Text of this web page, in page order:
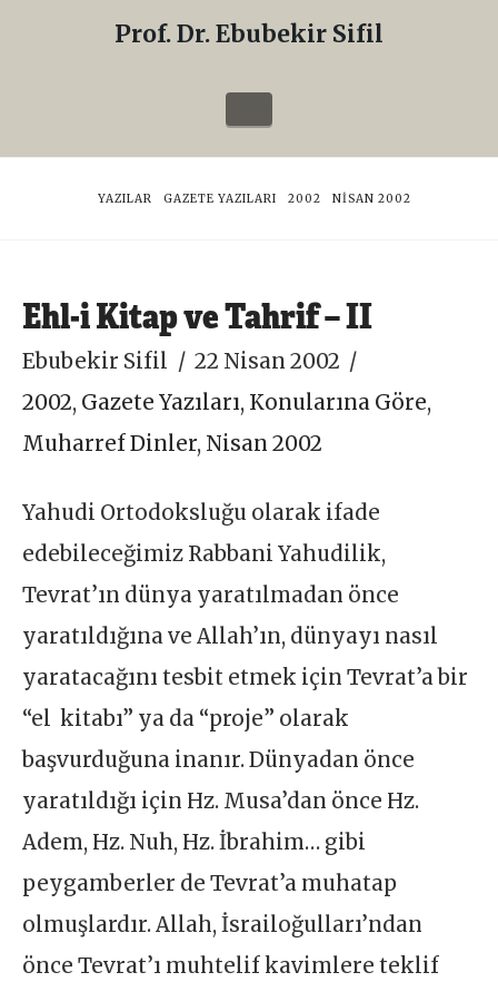
Sifil
Prof. Dr. Ebubekir Sifil
Navigation
HOME
YAZILAR GAZETE YAZILARI 2002 NISAN 2002
Ehl-i Kitap ve Tahrif – II
Ebubekir Sifil
22 Nisan 2002
2002, Gazete Yazıları, Konularına Göre,
Muharref Dinler, Nisan 2002
Yahudi Ortodoksluğu olarak ifade
edebileceğimiz Rabbani Yahudilik,
Tevrat’ın dünya yaratılmadan önce
yaratıldığına ve Allah’ın, dünyayı nasıl
yaratacağını tesbit etmek için Tevrat’a bir
“el kitabı” ya da “proje” olarak
başvurduğuna inanır. Dünyadan önce
yaratıldığı için Hz. Musa’dan önce Hz.
Adem, Hz. Nuh, Hz. İbrahim… gibi
peygamberler de Tevrat’a muhatap
olmuşlardır. Allah, İsrailoğulları’ndan
önce Tevrat’ı muhtelif kavimlere teklif